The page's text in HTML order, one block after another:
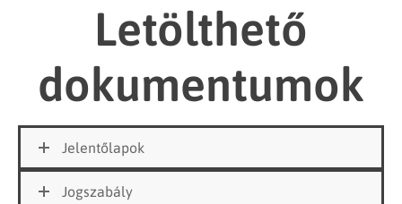
Letölthető
dokumentumok
Jelentőlapok
Jogszabály